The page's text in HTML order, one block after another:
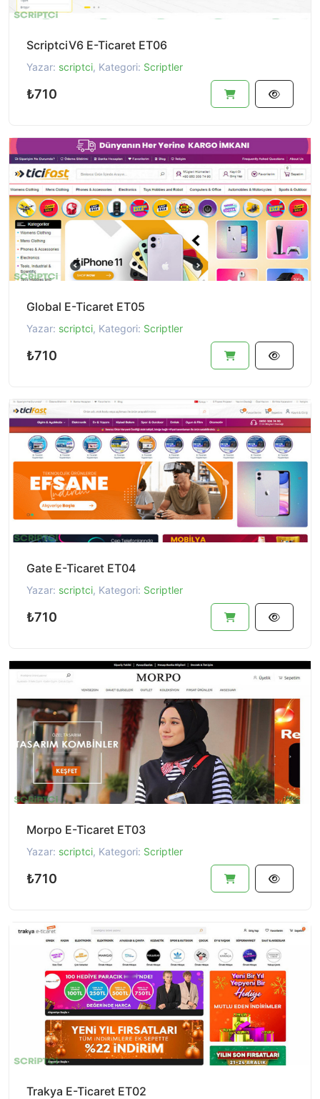
ScriptciV6 E-Ticaret ET06
Yazar: scriptci, Kategori: Scriptler
₺710
Global E-Ticaret ET05
Yazar: scriptci, Kategori: Scriptler
₺710
Gate E-Ticaret ET04
Yazar: scriptci, Kategori: Scriptler
₺710
Morpo E-Ticaret ET03
Yazar: scriptci, Kategori: Scriptler
₺710
Trakya E-Ticaret ET02